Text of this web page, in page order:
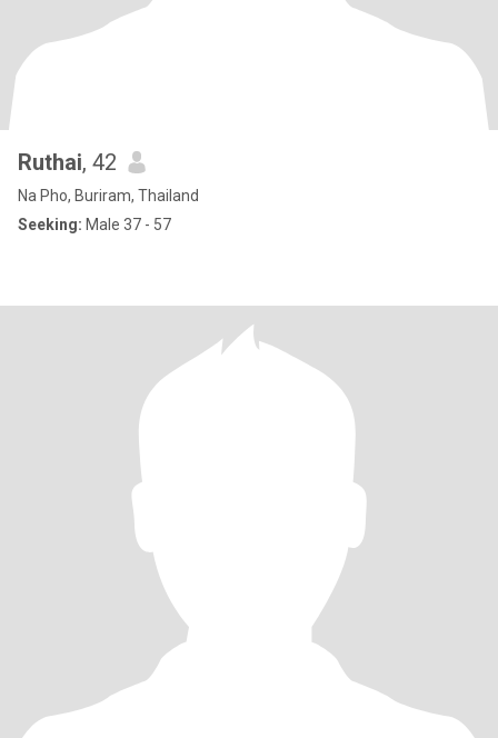
Ruthai, 42
Na Pho, Buriram, Thailand
Seeking: Male 37 - 57